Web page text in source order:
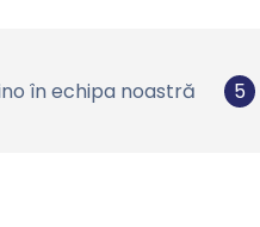
în echipa noastră 5